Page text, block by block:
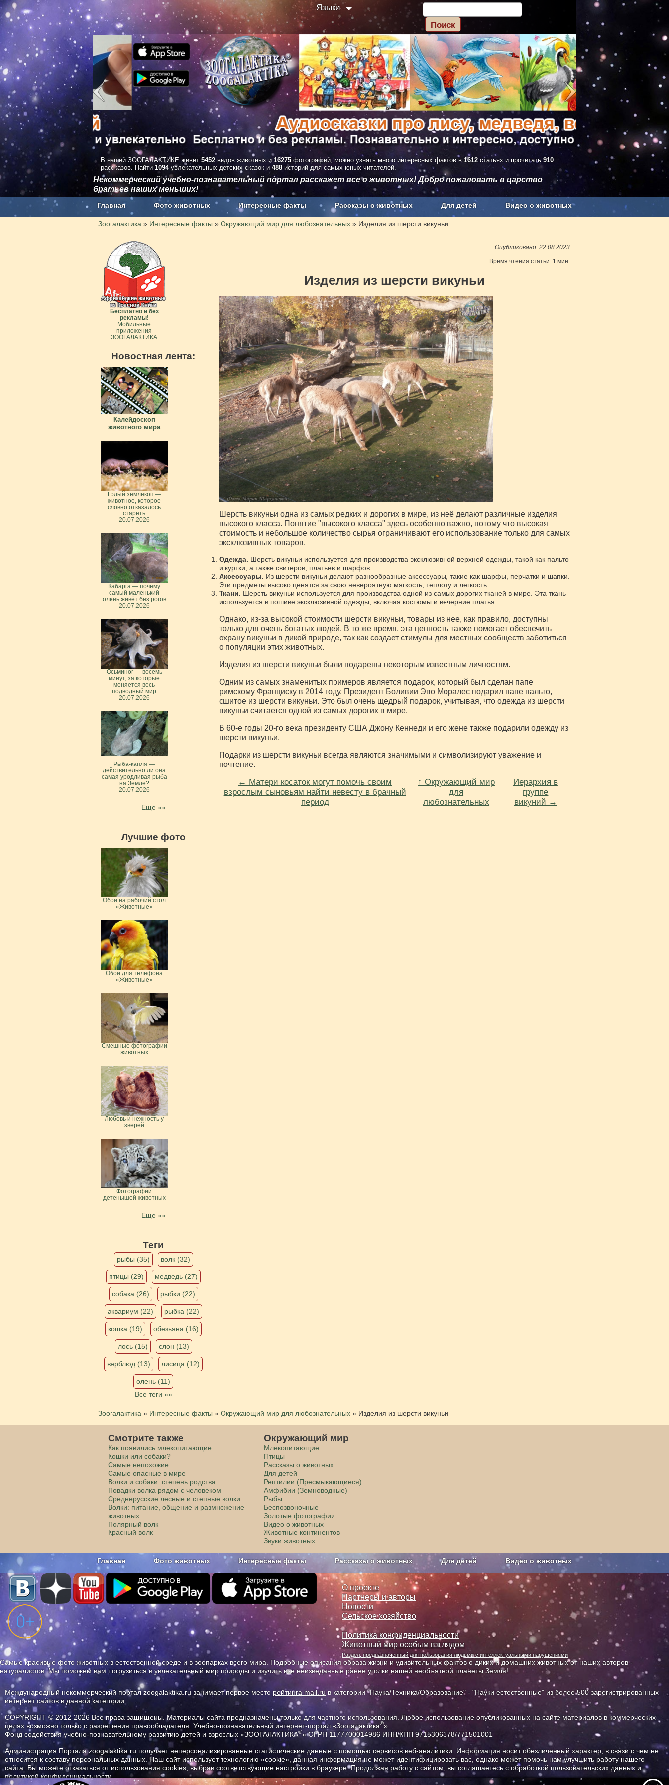
Языки
В нашей ЗООГАЛАКТИКЕ живет 5452 видов животных и 16275 фотографий, можно узнать много интересных фактов в 1612 статьях и прочитать 910
рассказов. Найти 1094увлекательных детских сказок и 488 историй для самых юных читателей.
Некоммерческий учебно-познавательный портал расскажет все о животных! Добро пожаловать в царство
братьев наших меньших!
Главная Фото животных Интересные факты Рассказы о животных Для детей Видео о животных
Наши приложения. Бесплатно и без рекламы О проекте
Зоогалактика » Интересные факты » Окружающий мир для любознательных » Изделия из шерсти викуньи
Опубликовано: 22.08.2023
Время чтения статьи: 1 мин.
Изделия из шерсти викуньи
Шерсть викуньи одна из самых редких и дорогих в мире, из неё делают различные изделия
высокого класса. Понятие "высокого класса" здесь особенно важно, потому что высокая
стоимость и небольшое количество сырья ограничивают его использование только для самых
эксклюзивных товаров.
Одежда. Шерсть викуньи используется для производства эксклюзивной верхней одежды, такой как пальто
и куртки, а также свитеров, платьев и шарфов.
Аксессуары. Из шерсти викуньи делают разнообразные аксессуары, такие как шарфы, перчатки и шапки.
Эти предметы высоко ценятся за свою невероятную мягкость, теплоту и легкость.
Ткани. Шерсть викуньи используется для производства одной из самых дорогих тканей в мире. Эта ткань
используется в пошиве эксклюзивной одежды, включая костюмы и вечерние платья.
Однако, из-за высокой стоимости шерсти викуньи, товары из нее, как правило, доступны
только для очень богатых людей. В то же время, эта ценность также помогает обеспечить
охрану викуньи в дикой природе, так как создает стимулы для местных сообществ заботиться
о популяции этих животных.
Изделия из шерсти викуньи были подарены некоторым известным личностям.
Одним из самых знаменитых примеров является подарок, который был сделан папе
римскому Франциску в 2014 году. Президент Боливии Эво Моралес подарил папе пальто,
сшитое из шерсти викуньи. Это был очень щедрый подарок, учитывая, что одежда из шерсти
викуньи считается одной из самых дорогих в мире.
В 60-е годы 20-го века президенту США Джону Кеннеди и его жене также подарили одежду из
шерсти викуньи.
Подарки из шерсти викуньи всегда являются значимыми и символизируют уважение и
почтение.
← Матери косаток могут помочь своим
взрослым сыновьям найти невесту в брачный
период
↑ Окружающий мир
для
любознательных
Иерархия в
группе
викуний →
Бесплатно и без
рекламы!
Мобильные
приложения
ЗООГАЛАКТИКА
Новостная лента:
Калейдоскоп
животного мира
Голый землекоп —
животное, которое
словно отказалось
стареть
20.07.2026
Кабарга — почему
самый маленький
олень живёт без рогов
20.07.2026
Осьминог — восемь
минут, за которые
меняется весь
подводный мир
20.07.2026
Рыба-капля —
действительно ли она
самая уродливая рыба
на Земле?
20.07.2026
Еще »»
Лучшие фото
Обои на рабочий стол
«Животные»
Обои для телефона
«Животные»
Смешные фотографии
животных
Любовь и нежность у
зверей
Фотографии
детенышей животных
Еще »»
Теги
рыбы (35) волк (32)
птицы (29) медведь (27)
собака (26) рыбки (22)
аквариум (22) рыбка (22)
кошка (19) обезьяна (16)
лось (15) слон (13)
верблюд (13) лисица (12)
олень (11)
Все теги »»
Зоогалактика » Интересные факты » Окружающий мир для любознательных » Изделия из шерсти викуньи
Смотрите также
Как появились млекопитающие
Кошки или собаки?
Самые непохожие
Самые опасные в мире
Волки и собаки: степень родства
Повадки волка рядом с человеком
Среднерусские лесные и степные волки
Волки: питание, общение и размножение
животных
Полярный волк
Красный волк
Окружающий мир
Млекопитающие
Птицы
Рассказы о животных
Для детей
Рептилии (Пресмыкающиеся)
Амфибии (Земноводные)
Рыбы
Беспозвоночные
Золотые фотографии
Видео о животных
Животные континентов
Звуки животных
Главная Фото животных Интересные факты Рассказы о животных Для детей Видео о животных
Наши приложения. Бесплатно и без рекламы О проекте Сельское хозяйство
О проекте
Партнеры и авторы
Новости
Сельское хозяйство
Политика конфиденциальности
Животный мир особым взглядом
Раздел, предназначенный для пользования людьми с интеллектуальными нарушениями
Самые красивые фото животных в естественной среде и в зоопарках всего мира. Подробные описания образа жизни и удивительных фактов о диких и домашних животных от наших авторов -
натуралистов. Мы поможем вам погрузиться в увлекательный мир природы и изучить все неизведанные ранее уголки нашей необъятной планеты Земля!
Международный некоммерческий портал zoogalaktika.ru занимает первое место рейтинга mail.ru в категории "Наука/Техника/Образование" - "Науки естественные" из более 500 зарегистрированных
интернет сайтов в данной категории.
COPYRIGHT © 2012-2026 Все права защищены. Материалы сайта предназначены только для частного использования. Любое использование опубликованных на сайте материалов в коммерческих
целях возможно только с разрешения правообладателя: Учебно-познавательный интернет-портал «Зоогалактика®».
Фонд содействия учебно-познавательному развитию детей и взрослых «ЗООГАЛАКТИКА®» ОГРН 1177700014986 ИНН/КПП 9715306378/771501001
Администрация Порталаzoogalaktika.ru получает неперсонализированные статистические данные с помощью сервисов веб-аналитики. Информация носит обезличенный характер, в связи с чем не
относится к составу персональных данных. Наш сайт использует технологию «cookie», данная информация не может идентифицировать вас, однако может помочь нам улучшить работу нашего
сайта. Вы можете отказаться от использования cookies, выбрав соответствующие настройки в браузере. Продолжая работу с сайтом, вы соглашаетесь с обработкой пользовательских данных и
политикой конфиденциальности.